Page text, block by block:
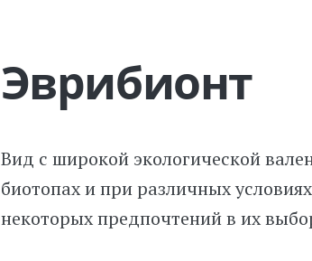
Эврибионт
Вид с широкой экологической
биотопах и при различных
некоторых предпочтений в их